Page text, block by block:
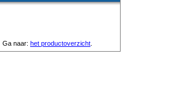
Ga naar: het productoverzicht